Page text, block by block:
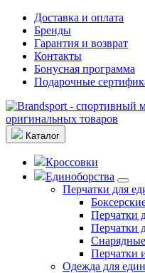
Доставка и оплата
Бренды
Гарантия и возврат
Контакты
Бонусная программа
Подарочные
Каталог
Кроссовки
Единоборства
Перчатки для
Перчатки
Перчатки
Перчатки
Одежда для